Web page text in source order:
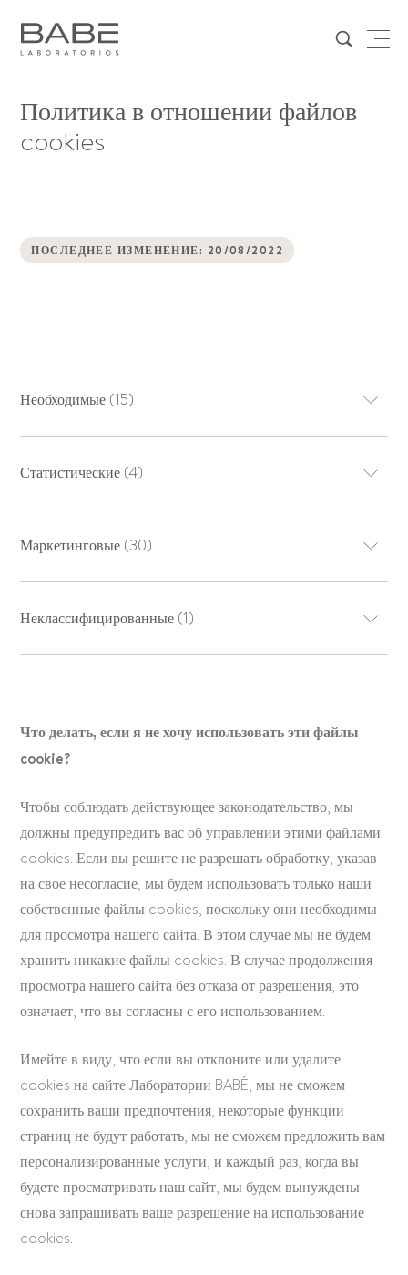
Политика в отношении файлов
cookies
ПОСЛЕДНЕЕ ИЗМЕНЕНИЕ: 20/08/2022
Необходимые (15)
Статистические (4)
Маркетинговые (30)
Неклассифицированные (1)
Что делать, если я не хочу использовать эти файлы
cookie?
Чтобы соблюдать действующее законодательство, мы
должны предупредить вас об управлении этими файлами
cookies. Если вы решите не разрешать обработку, указав
на свое несогласие, мы будем использовать только наши
собственные файлы cookies, поскольку они необходимы
для просмотра нашего сайта. В этом случае мы не будем
хранить никакие файлы cookies. В случае продолжения
просмотра нашего сайта без отказа от разрешения, это
означает, что вы согласны с его использованием.
Имейте в виду, что если вы отклоните или удалите
cookies на сайте Лаборатории BABÉ, мы не сможем
сохранить ваши предпочтения, некоторые функции
страниц не будут работать, мы не сможем предложить вам
персонализированные услуги, и каждый раз, когда вы
будете просматривать наш сайт, мы будем вынуждены
снова запрашивать ваше разрешение на использование
cookies.